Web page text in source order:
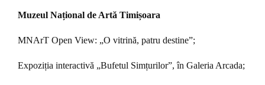
Muzeul Național de Artă Timișoara
MNArT Open View: „O vitrină, patru destine”;
Expoziția interactivă „Bufetul Simțurilor”, în Galeria Arcada;